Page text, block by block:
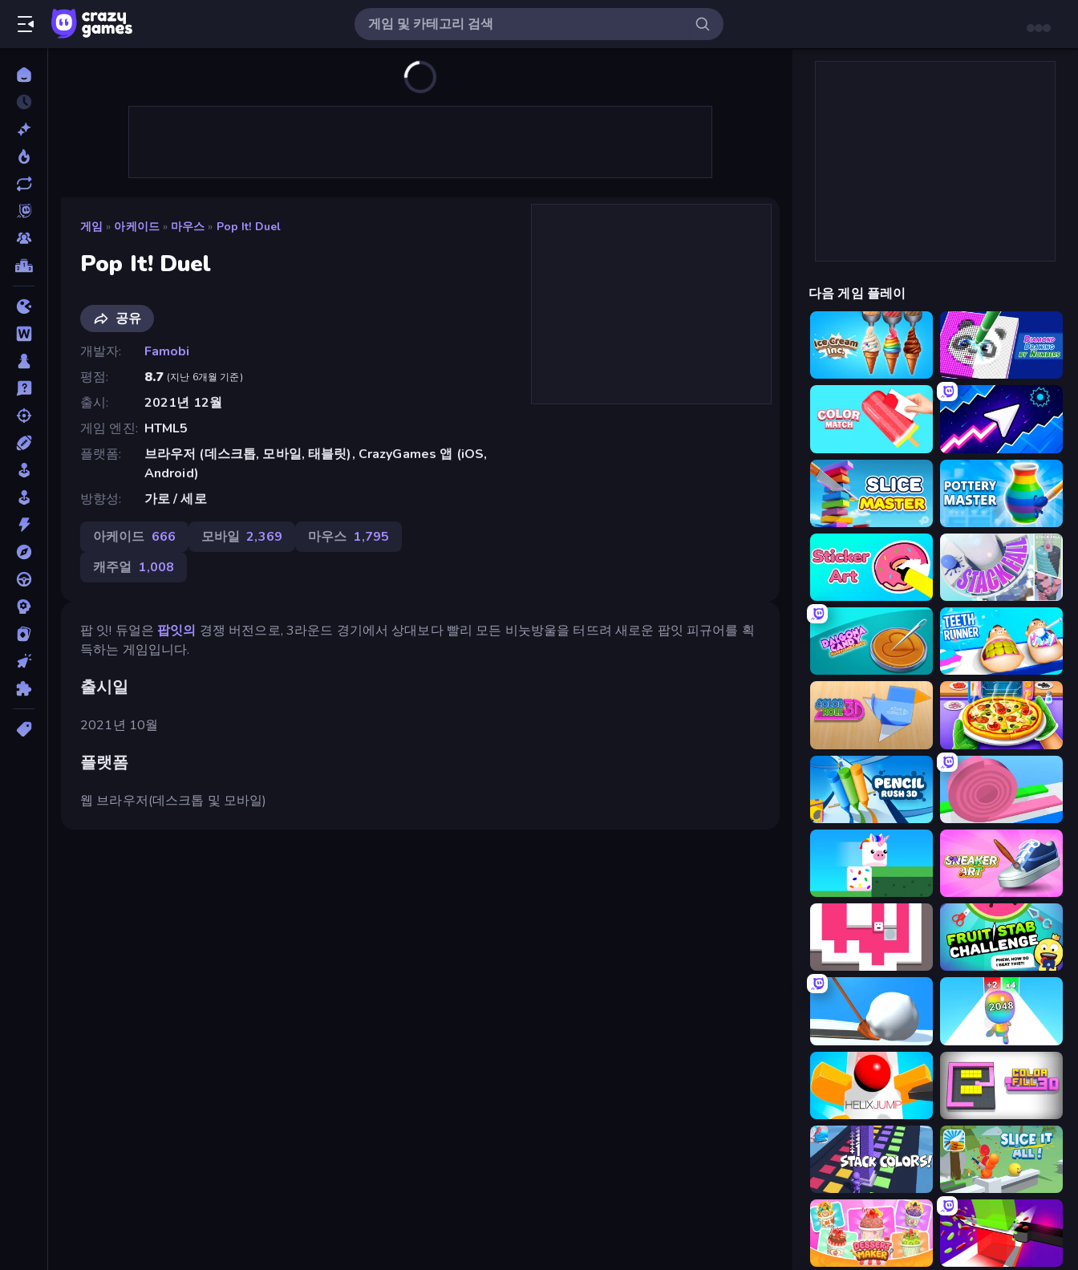
게임 » 아케이드 » 마우스 » Pop It! Duel
Pop It! Duel
공유
개발자
Famobi
평점
8.7 (지난 6개월 기준)
출시
2021년 12월
게임 엔진
HTML5
플랫폼
브라우저 (데스크톱, 모바일, 태블릿), CrazyGames 앱 (iOS,
Android)
방향성
가로 / 세로
아케이드 666 모바일 2,369 마우스 1,795
캐주얼 1,008
팝 잇! 듀얼은 팝잇의 경쟁 버전으로, 3라운드 경기에서 상대보다 빨리 모든 비눗방울을 터뜨려 새로운 팝잇 피규어를 획
득하는 게임입니다.
출시일
2021년 10월
플랫폼
웹 브라우저(데스크톱 및 모바일)
다음 게임 플레이
Ice Cream Inc.
Space Waves
Slice Master Pottery Master
Stack Fall
Dalgona Candy Honeycomb Cookie Teeth Runner
Pizza Maker
Pencil Rush Layers Roll
Stacky Bird Sneaker Art
Just Slide (Remastered) Fruit Stab Challenge
Shovel 3D Man Runner 2048
Helix Jump Color Fill 3D
Stack Colors Slice It All!
Dessert Maker Jelly Restaurant